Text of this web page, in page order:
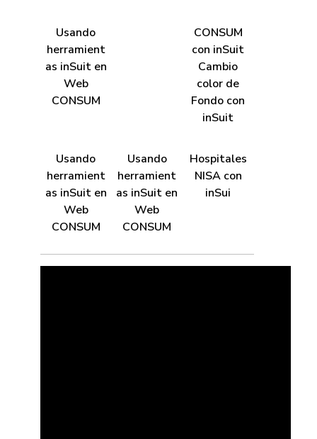
Usando
herramient
as inSuit en
Web
CONSUM
CONSUM
con inSuit
Cambio
color de
Fondo con
inSuit
Usando
herramient
as inSuit en
Web
CONSUM
Usando
herramient
as inSuit en
Web
CONSUM
Hospitales
NISA con
inSui